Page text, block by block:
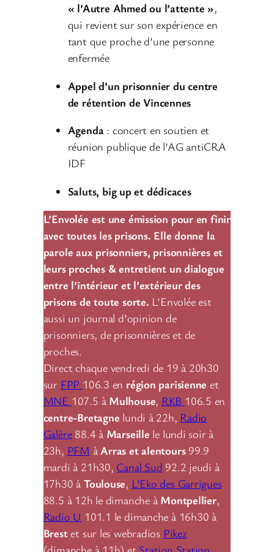
« l’Autre Ahmed ou l’attente »,
qui revient sur son expérience en
tant que proche d’une personne
enfermée
Appel d’un prisonnier du centre
de rétention de Vincennes
Agenda: concert en soutien et
réunion publique de l’AG antiCRA
IDF
Saluts, big up et dédicaces
L’Envolée est une émission pour en finir
avec toutes les prisons. Elle donne la
parole aux prisonniers, prisonnières et
leurs proches & entretient un dialogue
entre l’intérieur et l’extérieur des
prisons de toute sorte. L’Envolée est
aussi un journal d’opinion de
prisonniers, de prisonnières et de
proches.
Direct chaque vendredi de 19 à 20h30
sur FPP 106.3 en région parisienne et
MNE 107.5 à Mulhouse, RKB 106.5 en
centre-Bretagne lundi à 22h, Radio
Galère88.4 à Marseille le lundi soir à
23h, PFM àArras et alentours99.9
mardi à 21h30, Canal Sud 92.2 jeudi à
17h30 à Toulouse, L’Eko des Garrigues
88.5 à 12h le dimanche à Montpellier,
Radio U 101.1 le dimanche à 16h30 à
Brest et sur les webradios Pikez